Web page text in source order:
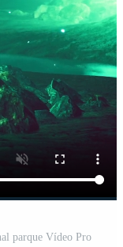
parque Vídeo Pro